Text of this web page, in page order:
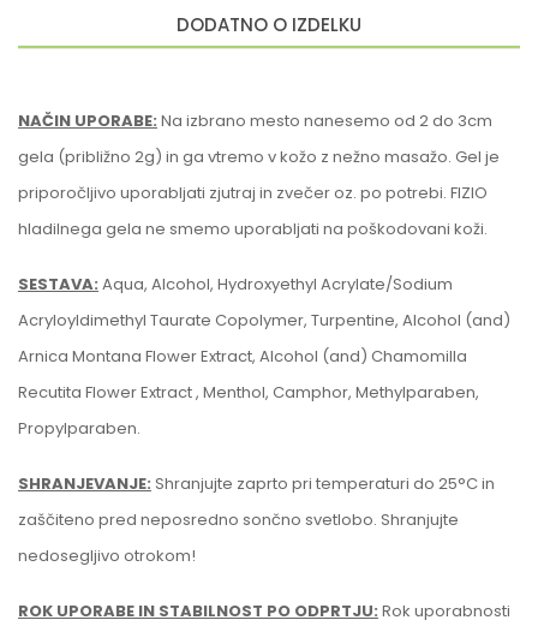
DODATNO O IZDELKU
NAČIN UPORABE: Na izbrano mesto nanesemo od 2 do 3cm
gela (približno 2g) in ga vtremo v kožo z nežno masažo. Gel je
priporočljivo uporabljati zjutraj in zvečer oz. po potrebi. FIZIO
hladilnega gela ne smemo uporabljati na poškodovani koži.
SESTAVA: Aqua, Alcohol, Hydroxyethyl Acrylate/Sodium
Acryloyldimethyl Taurate Copolymer, Turpentine, Alcohol (and)
Arnica Montana Flower Extract, Alcohol (and) Chamomilla
Recutita Flower Extract , Menthol, Camphor, Methylparaben,
Propylparaben.
SHRANJEVANJE: Shranjujte zaprto pri temperaturi do 25°C in
zaščiteno pred neposredno sončno svetlobo. Shranjujte
nedosegljivo otrokom!
ROK UPORABE IN STABILNOST PO ODPRTJU: Rok uporabnosti